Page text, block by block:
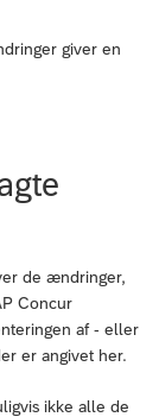
giver en
de ændringer,
Concur
af - eller
er angivet her.
ikke alle de